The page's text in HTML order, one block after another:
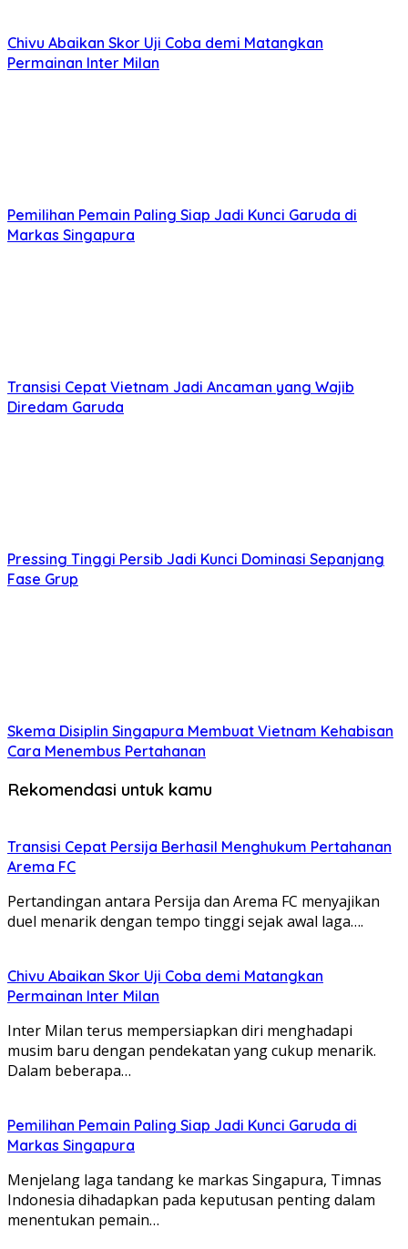
Chivu Abaikan Skor Uji Coba demi Matangkan
Permainan Inter Milan
Pemilihan Pemain Paling Siap Jadi Kunci Garuda di
Markas Singapura
Transisi Cepat Vietnam Jadi Ancaman yang Wajib
Diredam Garuda
Pressing Tinggi Persib Jadi Kunci Dominasi Sepanjang
Fase Grup
Skema Disiplin Singapura Membuat Vietnam Kehabisan
Cara Menembus Pertahanan
Rekomendasi untuk kamu
Transisi Cepat Persija Berhasil Menghukum Pertahanan
Arema FC
Pertandingan antara Persija dan Arema FC menyajikan
duel menarik dengan tempo tinggi sejak awal laga….
Chivu Abaikan Skor Uji Coba demi Matangkan
Permainan Inter Milan
Inter Milan terus mempersiapkan diri menghadapi
musim baru dengan pendekatan yang cukup menarik.
Dalam beberapa…
Pemilihan Pemain Paling Siap Jadi Kunci Garuda di
Markas Singapura
Menjelang laga tandang ke markas Singapura, Timnas
Indonesia dihadapkan pada keputusan penting dalam
menentukan pemain…